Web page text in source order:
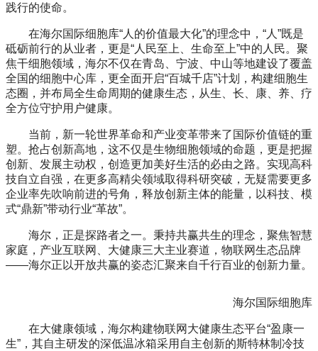
践行的使命。
在海尔国际细胞库“人的价值最大化”的理念中，“人”既是
砥砺前行的从业者，更是“人民至上、生命至上”中的人民。聚
焦干细胞领域，海尔不仅在青岛、宁波、中山等地建设了覆盖
全国的细胞中心库，更全面开启“百城千店”计划，构建细胞生
态圈，并布局全生命周期的健康生态，从生、长、康、养、疗
全方位守护用户健康。
当前，新一轮世界革命和产业变革带来了国际价值链的重
塑。抢占创新高地，这不仅是生物细胞领域的命题，更是把握
创新、发展主动权，创造更加美好生活的必由之路。实现高科
技自立自强，在更多高精尖领域取得科研突破，无疑需要更多
企业率先吹响前进的号角，释放创新主体的能量，以科技、模
式“鼎新”带动行业“革故”。
海尔，正是探路者之一。秉持共赢共生的理念，聚焦智慧
家庭，产业互联网、大健康三大主业赛道，物联网生态品牌
——海尔正以开放共赢的姿态汇聚来自千行百业的创新力量。
海尔国际细胞库
在大健康领域，海尔构建物联网大健康生态平台“盈康一
生”，其自主研发的深低温冰箱采用自主创新的斯特林制冷技